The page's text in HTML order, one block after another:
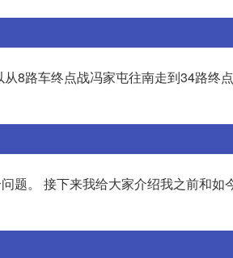
8路车终点战冯家屯往南走到34路终
题。 接下来我给大家介绍我之前和如